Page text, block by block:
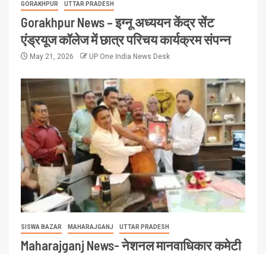
GORAKHPUR UTTAR PRADESH
Gorakhpur News – इग्नू अध्ययन केंद्र सेंट
एंड्रयूज कॉलेज में छात्र परिचय कार्यक्रम संपन्न
May 21, 2026 UP One India News Desk
SISWA BAZAR MAHARAJGANJ UTTAR PRADESH
Maharajganj News- नेशनल मानवाधिकार कमेटी